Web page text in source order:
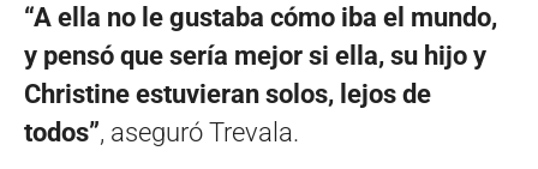
“A ella no le gustaba cómo iba el mundo,
y pensó que sería mejor si ella, su hijo y
Christine estuvieran solos, lejos de
todos”, aseguró Trevala.